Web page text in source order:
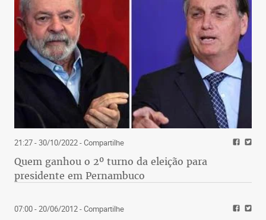
21:27 - 30/10/2022- Compartilhe
Quem ganhou o 2º turno da eleição para
presidente em Pernambuco
07:00 - 20/06/2012- Compartilhe